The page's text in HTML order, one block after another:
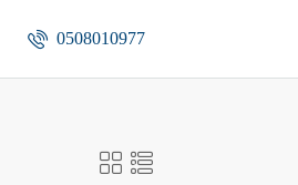
0508010977